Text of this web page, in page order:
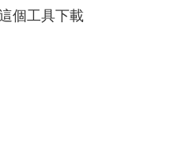
個工具下載